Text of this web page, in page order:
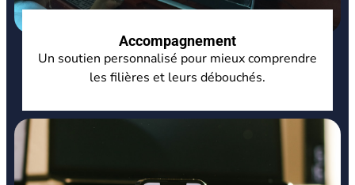
Accompagnement
Un soutien personnalisé pour mieux comprendre
les filières et leurs débouchés.